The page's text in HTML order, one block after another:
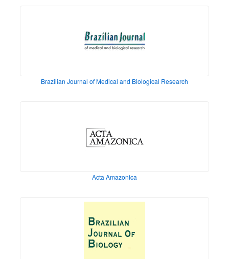
Brazilian Journal of Medical and Biological Research
Acta Amazonica